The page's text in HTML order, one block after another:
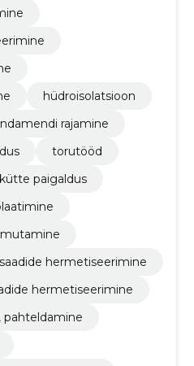
hüdroisolatsioon
rajamine
torutööd
paigaldus
hermetiseerimine
hermetiseerimine
pahteldamine